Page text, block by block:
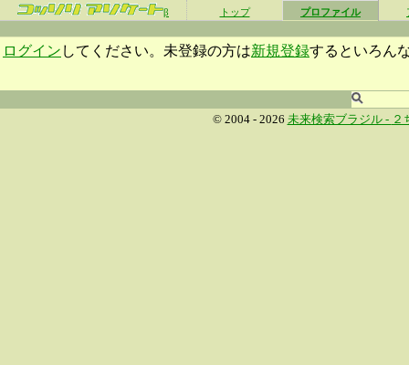
β トップ プロファイル
ログイン してください。未登録の方は新規登録するといろん
© 2004 - 2026 未来検索ブラジル - ２